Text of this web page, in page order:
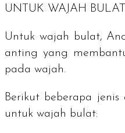
UNTUK WAJAH BULAT
Untuk wajah bulat,
anting yang
pada wajah.
Berikut beberapa
untuk wajah bulat: